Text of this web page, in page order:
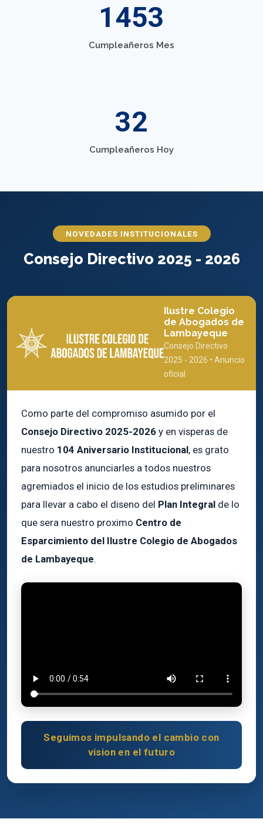
1453
Cumpleañeros Mes
32
Cumpleañeros Hoy
NOVEDADES INSTITUCIONALES
Consejo Directivo 2025 - 2026
Ilustre Colegio
de Abogados de
Lambayeque
Consejo Directivo
2025 - 2026 • Anuncio
oficial
Como parte del compromiso asumido por el
Consejo Directivo 2025-2026 y en visperas de
nuestro 104 Aniversario Institucional, es grato
para nosotros anunciarles a todos nuestros
agremiados el inicio de los estudios preliminares
para llevar a cabo el diseno del Plan Integral de lo
que sera nuestro proximo Centro de
Esparcimiento del Ilustre Colegio de Abogados
de Lambayeque.
Seguimos impulsando el cambio con
vision en el futuro